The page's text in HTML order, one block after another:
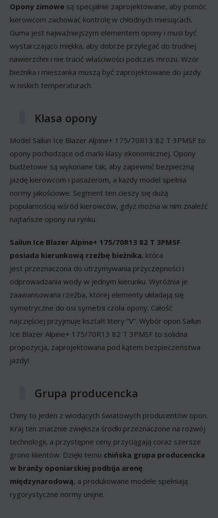
Opony zimowe są specjalnie zaprojektowane, aby pomóc
kierowcom zachować kontrolę w chłodnych miesiącach.
Guma jest najważniejszym elementem opony i musi być
wystarczająco miękka, aby dobrze przylegać do trudnej
nawierzchni i nie tracić właściwości podczas mrozu. Wzór
bieżnika i mieszanka muszą być zaprojektowane do jazdy
w niskich temperaturach.
Klasa opony
Model Sailun Ice Blazer Alpine+ 175/70R13 82 T 3PMSF to
opony pochodzące od marki klasy ekonomicznej. Opony
budżetowe są wykonane tak, aby zapewnić bezpieczną
jazdę kierowcom i pasażerom, a każdy model spełnia
normy jakościowe. Segment ten cieszy się dużą
popularnością wśród kierowców, gdyż można w nim znaleźć
najtańsze opony na rynku.
Sailun Ice Blazer Alpine+ 175/70R13 82 T 3PMSF
posiada kierunkową rzeźbę bieżnika, która
jest przeznaczona do utrzymywania przyczepności i
odprowadzania wody w jednym kierunku. Wyróżnia je
zaawansowana rzeźba, której elementy układają się
symetryczne do osi symetrii czoła opony. Całość
najczęściej przyjmuje kształt litery “V”. Wybór opon Sailun
Ice Blazer Alpine+ 175/70R13 82 T 3PMSF to solidna
propozycja, zaprojektowana pod kątem bezpieczeństwa
jazdy!
Grupa producencka
Chiny to jeden z wiodących światowych producentów opon.
Kraj ten znacznie zwiększa środki przeznaczone na rozwój
technologii, a przystępne ceny przyciągają coraz szersze
grono klientów. Dzięki temu chińska grupa producencka
w branży oponiarskiej podbija arenę
międzynarodową, a produkowane modele spełniają
rygorystyczne normy unijne.